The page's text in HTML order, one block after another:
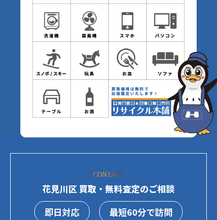
CONTACT
花見川区 買取・無料査定のご相談
即日対応
最短60分で訪問